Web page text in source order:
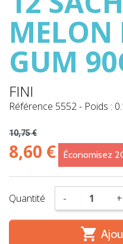
MELON
GUM
FINI
Référence 5552- Poids :
10,75 €
8,60 € Économisez
Quantité - +
